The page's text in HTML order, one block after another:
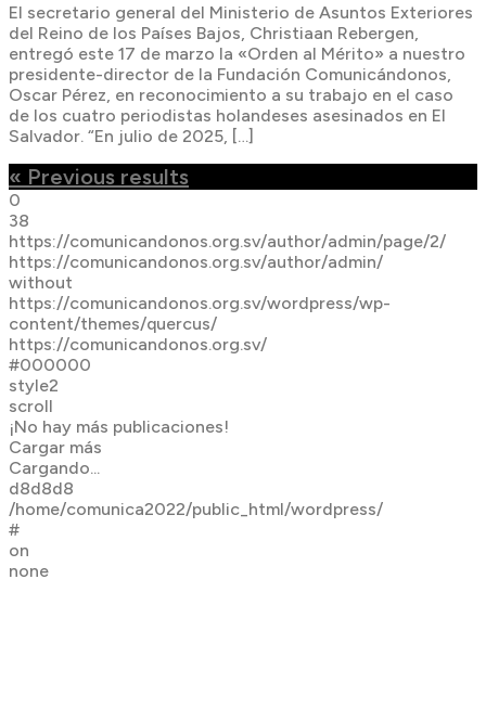
El secretario general del Ministerio de Asuntos Exteriores
del Reino de los Países Bajos, Christiaan Rebergen,
entregó este 17 de marzo la «Orden al Mérito» a nuestro
presidente-director de la Fundación Comunicándonos,
Oscar Pérez, en reconocimiento a su trabajo en el caso
de los cuatro periodistas holandeses asesinados en El
Salvador. “En julio de 2025, […]
« Previous results
0
38
https://comunicandonos.org.sv/author/admin/page/2/
https://comunicandonos.org.sv/author/admin/
without
https://comunicandonos.org.sv/wordpress/wp-
content/themes/quercus/
https://comunicandonos.org.sv/
#000000
style2
scroll
¡No hay más publicaciones!
Cargar más
Cargando...
d8d8d8
/home/comunica2022/public_html/wordpress/
#
on
none